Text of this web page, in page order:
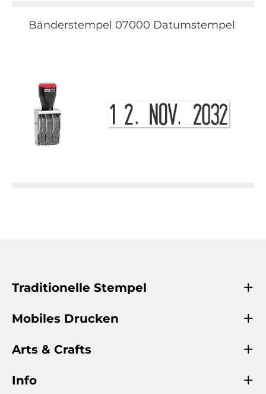
Bänderstempel 07000 Datumstempel
Traditionelle Stempel
Mobiles Drucken
Arts & Crafts
Info